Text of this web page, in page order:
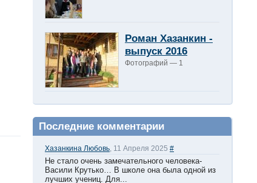
Роман Хазанкин -
выпуск 2016
Фотографий — 1
Последние комментарии
Хазанкина Любовь , 11 Апреля 2025 #
Не стало очень замечательного человека-
Васили Крутько… В школе она была одной из
лучших учениц. Для...